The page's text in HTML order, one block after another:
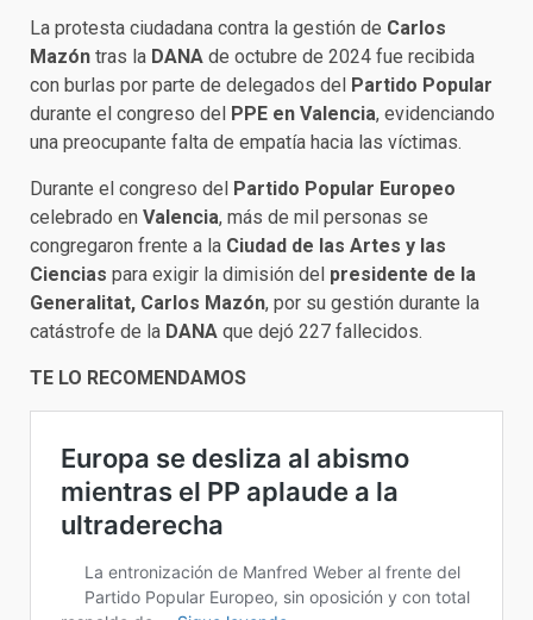
La protesta ciudadana contra la gestión de Carlos
Mazón tras la DANA de octubre de 2024 fue recibida
con burlas por parte de delegados del Partido Popular
durante el congreso del PPE en Valencia, evidenciando
una preocupante falta de empatía hacia las víctimas.
Durante el congreso del Partido Popular Europeo
celebrado en Valencia, más de mil personas se
congregaron frente a la Ciudad de las Artes y las
Ciencias para exigir la dimisión del presidente de la
Generalitat, Carlos Mazón, por su gestión durante la
catástrofe de la DANA que dejó 227 fallecidos.
TE LO RECOMENDAMOS